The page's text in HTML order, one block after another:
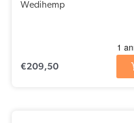
Wedihemp
€209,50